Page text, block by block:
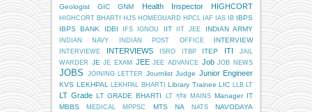
Geologist GIC GNM Health Inspector HIGHCORT
HIGHCORT BHARTI HJS HOMEGUARD HPCL IAF IAS IB IBPS
IBPS BANK
IDBI IFS IGNOU IIT IIT JEE INDIAN ARMY
INDIAN NAVY INDIAN POST OFFICE INTERVIEW
INTERVIEWE INTERVIEWS ISRO ITBP ITEP ITI
JAIL
WARDER JE JE EXAM JEE JEE ADVANCE Job JOB NEWS
JOBS JOINING LETTER Journlist Judge Junior Engineer
KVS LEKHPAL LEKHPAL BHARTI Library Trainee LIC LLB LT
LT Grade LT GRADE BHARTI LT ग्रेड MAINS Manager IT
MBBS
MEDICAL MPPSC MTS NA NATS
NAVODAYA